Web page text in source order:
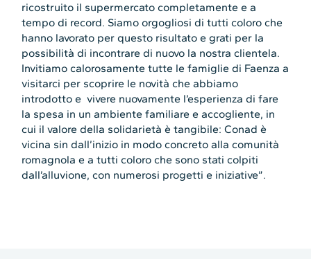
ricostruito il supermercato completamente e a
tempo di record. Siamo orgogliosi di tutti coloro che
hanno lavorato per questo risultato e grati per la
possibilità di incontrare di nuovo la nostra clientela.
Invitiamo calorosamente tutte le famiglie di Faenza a
visitarci per scoprire le novità che abbiamo
introdotto e vivere nuovamente l’esperienza di fare
la spesa in un ambiente familiare e accogliente, in
cui il valore della solidarietà è tangibile: Conad è
vicina sin dall’inizio in modo concreto alla comunità
romagnola e a tutti coloro che sono stati colpiti
dall’alluvione, con numerosi progetti e iniziative”.